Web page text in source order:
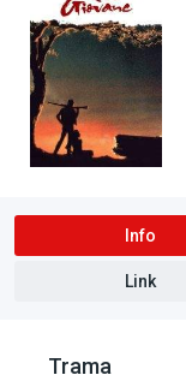
Info
Link
Trama